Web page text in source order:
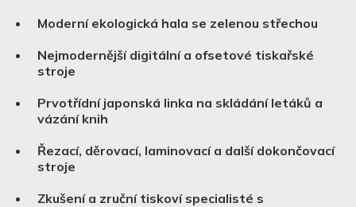
Moderní ekologická hala se zelenou střechou
Nejmodernější digitální a ofsetové tiskařské
stroje
Prvotřídní japonská linka na skládání letáků a
vázání knih
Řezací, děrovací, laminovací a další dokončovací
stroje
Zkušení a zruční tiskoví specialisté s